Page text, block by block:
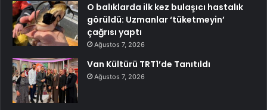
O balıklarda ilk kez bulaşıcı hastalık
görüldü: Uzmanlar ‘tüketmeyin’
çağrısı yaptı
Ağustos 7, 2026
Van Kültürü TRT1’de Tanıtıldı
Ağustos 7, 2026